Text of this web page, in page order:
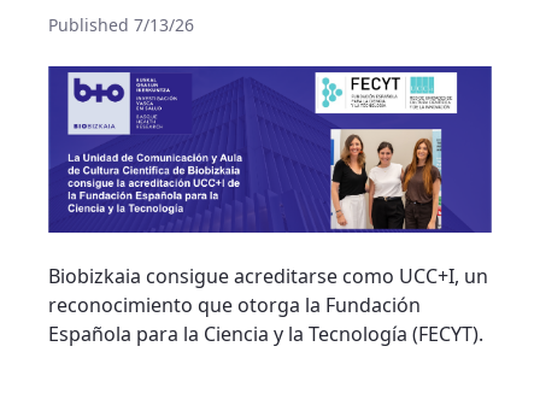
Published 7/13/26
Biobizkaia consigue acreditarse como UCC+I, un
reconocimiento que otorga la Fundación
Española para la Ciencia y la Tecnología (FECYT).